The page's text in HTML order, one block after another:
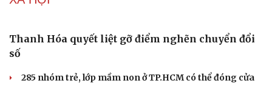
khách
và du khách Thái Lan